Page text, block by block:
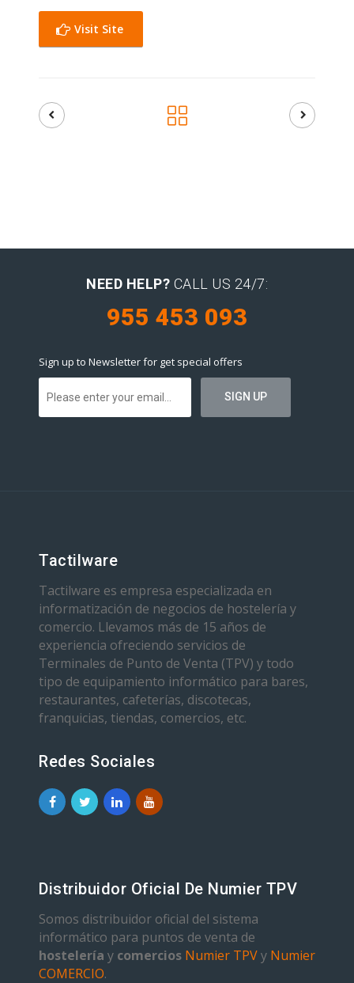
Visit Site
NEED HELP? CALL US 24/7:
955 453 093
Sign up to Newsletter for get special offers
Tactilware
Tactilware es empresa especializada en
informatización de negocios de hostelería y
comercio. Llevamos más de 15 años de
experiencia ofreciendo servicios de
Terminales de Punto de Venta (TPV) y todo
tipo de equipamiento informático para bares,
restaurantes, cafeterías, discotecas,
franquicias, tiendas, comercios, etc.
Redes Sociales
Distribuidor Oficial De Numier TPV
Somos distribuidor oficial del sistema
informático para puntos de venta de
hostelería y comercios Numier TPVy Numier
COMERCIO.